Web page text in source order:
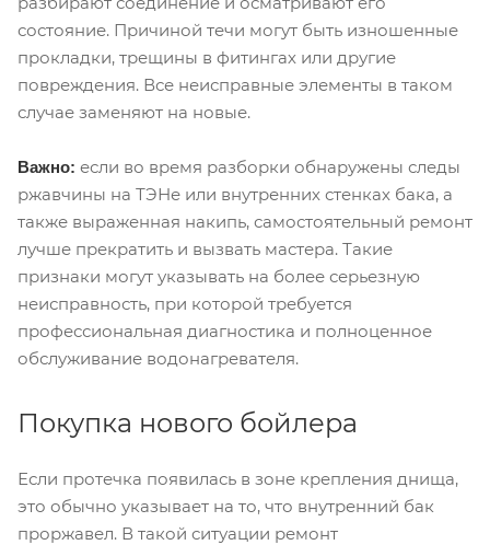
состояние. Причиной течи могут быть изношенные
прокладки, трещины в фитингах или другие
повреждения. Все неисправные элементы в таком
случае заменяют на новые.
Важно: если во время разборки обнаружены следы
ржавчины на ТЭНе или внутренних стенках бака, а
также выраженная накипь, самостоятельный ремонт
лучше прекратить и вызвать мастера. Такие
признаки могут указывать на более серьезную
неисправность, при которой требуется
профессиональная диагностика и полноценное
обслуживание водонагревателя.
Покупка нового бойлера
Если протечка появилась в зоне крепления днища,
это обычно указывает на то, что внутренний бак
проржавел. В такой ситуации ремонт